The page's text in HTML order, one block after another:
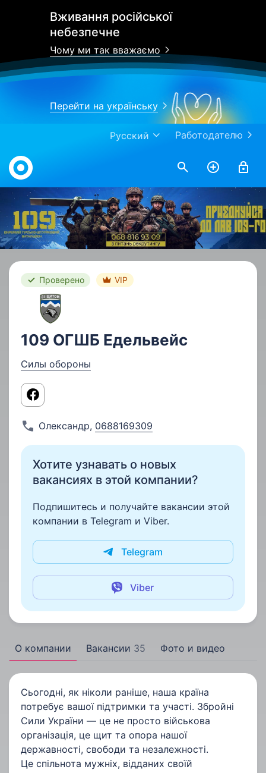
Вживання російської
небезпечне
Чому ми так вважаємо
Перейти на українську
Работодателю
Русский
Work.ua
Проверено VIP
109 ОГШБ Едельвейс
Силы обороны
Олександр, 0688169309
Хотите узнавать о новых
вакансиях в этой компании?
Подпишитесь и получайте вакансии этой
компании в Telegram и Viber.
Telegram
Viber
О компании Вакансии 35 Фото и видео
Сьогодні, як ніколи раніше, наша країна
потребує вашої підтримки та участі. Збройні
Сили України — це не просто військова
організація, це щит та опора нашої
державності, свободи та незалежності.
Це спільнота мужніх, відданих своїй